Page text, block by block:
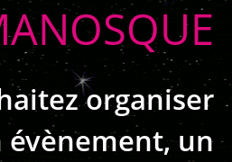
organiser
évènement, un